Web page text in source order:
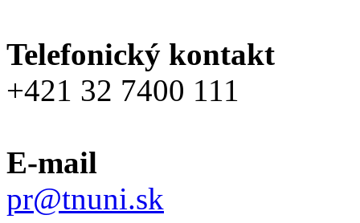
Telefonický kontakt
+421 32 7400 111
E-mail
pr@tnuni.sk